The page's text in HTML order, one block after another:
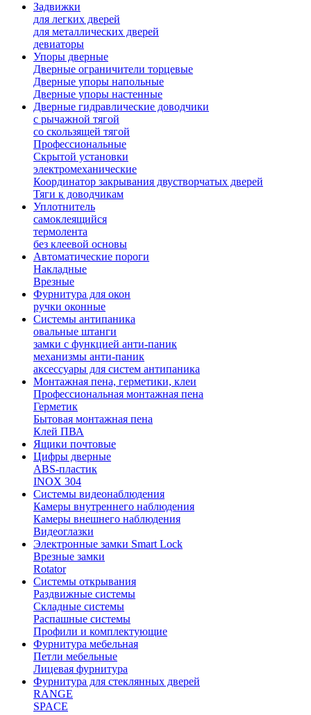
Задвижки
для легких дверей
для металлических дверей
девиаторы
Упоры дверные
Дверные ограничители торцевые
Дверные упоры напольные
Дверные упоры настенные
Дверные гидравлические доводчики
с рычажной тягой
со скользящей тягой
Профессиональные
Скрытой установки
электромеханические
Координатор закрывания двустворчатых дверей
Тяги к доводчикам
Уплотнитель
самоклеящийся
термолента
без клеевой основы
Автоматические пороги
Накладные
Врезные
Фурнитура для окон
ручки оконные
Системы антипаника
овальные штанги
замки с функцией анти-паник
механизмы анти-паник
аксессуары для систем антипаника
Монтажная пена, герметики, клеи
Профессиональная монтажная пена
Герметик
Бытовая монтажная пена
Клей ПВА
Ящики почтовые
Цифры дверные
ABS-пластик
INOX 304
Системы видеонаблюдения
Камеры внутреннего наблюдения
Камеры внешнего наблюдения
Видеоглазки
Электронные замки Smart Lock
Врезные замки
Rotator
Системы открывания
Раздвижные системы
Складные системы
Распашные системы
Профили и комплектующие
Фурнитура мебельная
Петли мебельные
Лицевая фурнитура
Фурнитура для стеклянных дверей
RANGE
SPACE